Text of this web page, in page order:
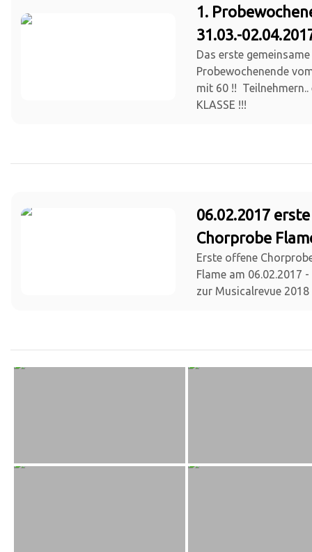
1.
31.03.-
Das erste
Probewochenende
mit 60 !!
KLASSE !!!
06.02.2017
Chorprobe
Erste offene
Flame am 06.02.2017
zur Musicalrevue 2018